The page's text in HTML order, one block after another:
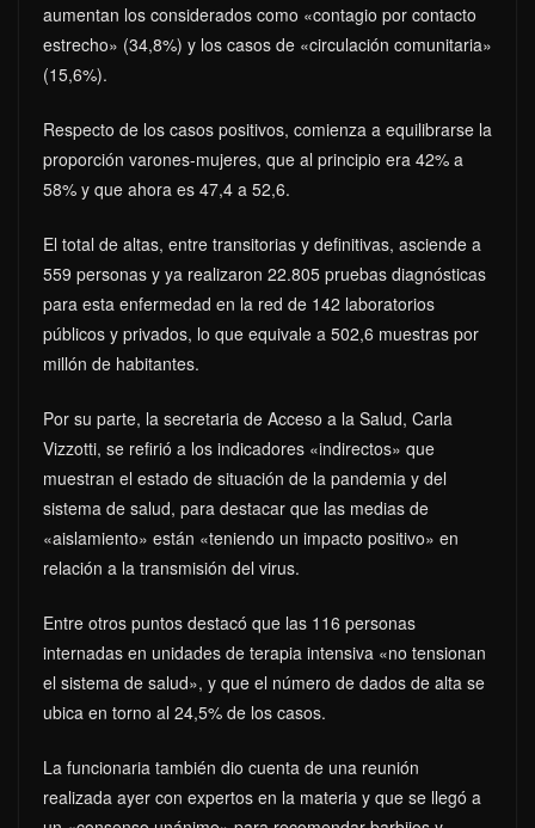
aumentan los considerados como «contagio por contacto
estrecho» (34,8%) y los casos de «circulación comunitaria»
(15,6%).
Respecto de los casos positivos, comienza a equilibrarse la
proporción varones-mujeres, que al principio era 42% a
58% y que ahora es 47,4 a 52,6.
El total de altas, entre transitorias y definitivas, asciende a
559 personas y ya realizaron 22.805 pruebas diagnósticas
para esta enfermedad en la red de 142 laboratorios
públicos y privados, lo que equivale a 502,6 muestras por
millón de habitantes.
Por su parte, la secretaria de Acceso a la Salud, Carla
Vizzotti, se refirió a los indicadores «indirectos» que
muestran el estado de situación de la pandemia y del
sistema de salud, para destacar que las medias de
«aislamiento» están «teniendo un impacto positivo» en
relación a la transmisión del virus.
Entre otros puntos destacó que las 116 personas
internadas en unidades de terapia intensiva «no tensionan
el sistema de salud», y que el número de dados de alta se
ubica en torno al 24,5% de los casos.
La funcionaria también dio cuenta de una reunión
realizada ayer con expertos en la materia y que se llegó a